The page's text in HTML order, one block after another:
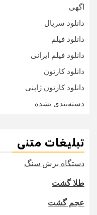
اگهی
دانلود سریال
دانلود فیلم
دانلود فیلم ایرانی
دانلود کارتون
دانلود کارتون ژاپنی
دسته‌بندی نشده
تبلیغات متنی
دستگاه برش سنگ
طلا گشت
عجم گشت